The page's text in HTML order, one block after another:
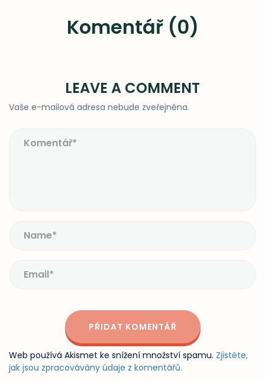
Komentář (0)
LEAVE A COMMENT
Vaše e-mailová adresa nebude zveřejněna.
Web používá Akismet ke snížení množství spamu. Zjistěte,
jak jsou zpracovávány údaje z komentářů.